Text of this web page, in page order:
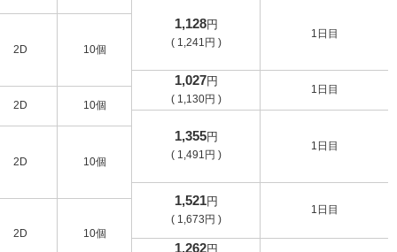
2D 10個
2D 10個
2D 10個
2D 10個
1,128円
( 1,241 円 )
1日目
1,027円
( 1,130円 )
1日目
1,355円
( 1,491 円 )
1日目
1,521円
( 1,673 円 )
1日目
1,262円